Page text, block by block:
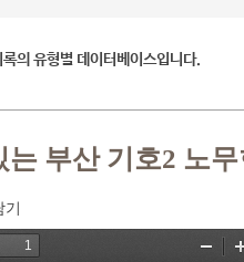
의 유형별 데이터베이스입니다.
는 부산 기호2 노